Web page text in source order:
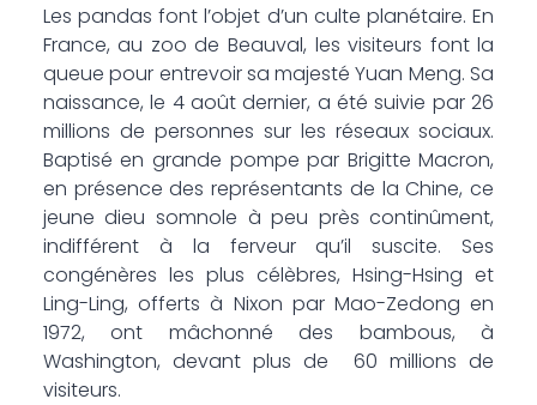
Les pandas font l’objet d’un culte planétaire. En
France, au zoo de Beauval, les visiteurs font la
queue pour entrevoir sa majesté Yuan Meng. Sa
naissance, le 4 août dernier, a été suivie par 26
millions de personnes sur les réseaux sociaux.
Baptisé en grande pompe par Brigitte Macron,
en présence des représentants de la Chine, ce
jeune dieu somnole à peu près continûment,
indifférent à la ferveur qu’il suscite. Ses
congénères les plus célèbres, Hsing-Hsing et
Ling-Ling, offerts à Nixon par Mao-Zedong en
1972, ont mâchonné des bambous, à
Washington, devant plus de 60 millions de
visiteurs.